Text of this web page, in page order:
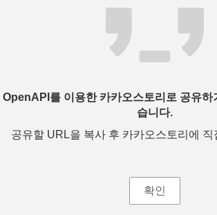
OpenAPI를 이용한 카카오스토리로 공유하
습니다.
공유할 URL을 복사 후 카카오스토리에 직
확인